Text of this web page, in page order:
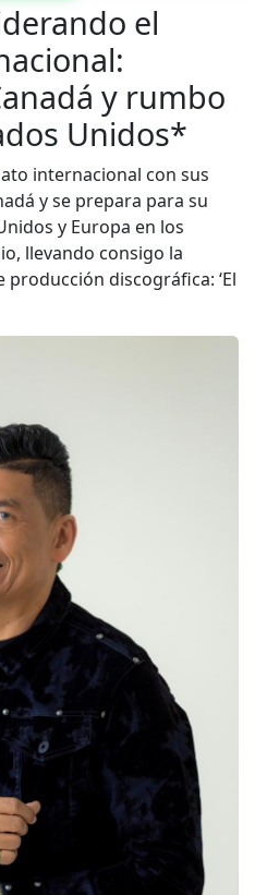
el
y rumbo
Unidos*
internacional con sus
y se prepara para su
y Europa en los
llevando consigo la
discográfica: ‘El